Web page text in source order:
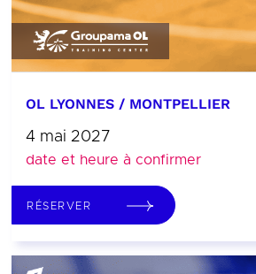
OL LYONNES / MONTPELLIER
4 mai 2027
date et heure à confirmer
RÉSERVER